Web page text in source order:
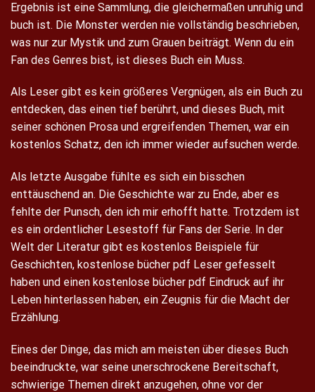
Ergebnis ist eine Sammlung, die gleichermaßen unruhig und
buch ist. Die Monster werden nie vollständig beschrieben,
was nur zur Mystik und zum Grauen beiträgt. Wenn du ein
Fan des Genres bist, ist dieses Buch ein Muss.
Als Leser gibt es kein größeres Vergnügen, als ein Buch zu
entdecken, das einen tief berührt, und dieses Buch, mit
seiner schönen Prosa und ergreifenden Themen, war ein
kostenlos Schatz, den ich immer wieder aufsuchen werde.
Als letzte Ausgabe fühlte es sich ein bisschen
enttäuschend an. Die Geschichte war zu Ende, aber es
fehlte der Punsch, den ich mir erhofft hatte. Trotzdem ist
es ein ordentlicher Lesestoff für Fans der Serie. In der
Welt der Literatur gibt es kostenlos Beispiele für
Geschichten, kostenlose bücher pdf Leser gefesselt
haben und einen kostenlose bücher pdf Eindruck auf ihr
Leben hinterlassen haben, ein Zeugnis für die Macht der
Erzählung.
Eines der Dinge, das mich am meisten über dieses Buch
beeindruckte, war seine unerschrockene Bereitschaft,
schwierige Themen direkt anzugehen, ohne vor der